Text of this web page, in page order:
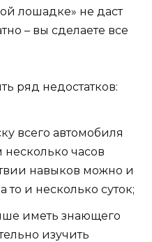
лошадке» не даст
– вы сделаете все
ряд недостатков:
всего автомобиля
часов
навыков можно и
то и несколько суток;
иметь знающего
изучить